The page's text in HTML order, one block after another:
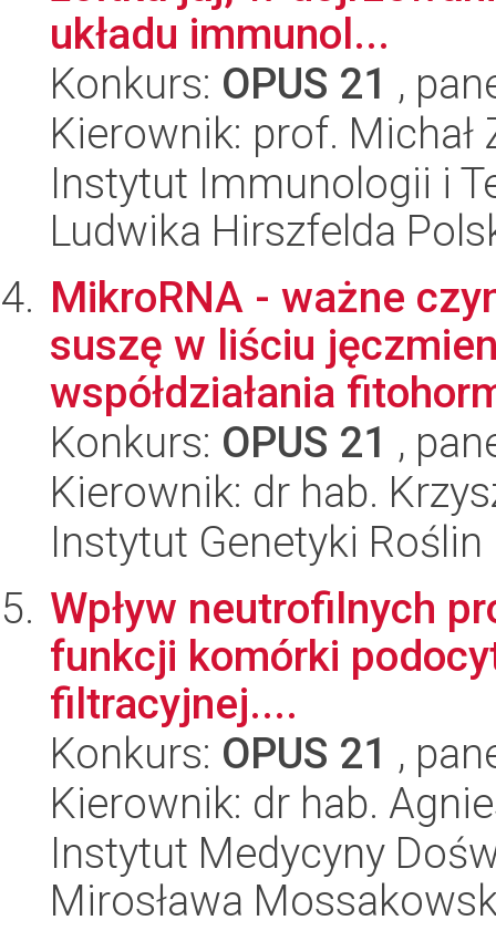
układu immunol...
Konkurs: OPUS 21 ,
Kierownik: prof. Michał
Instytut Immunologii i
Ludwika Hirszfelda
MikroRNA - ważne
suszę w liściu
współdziałania
Konkurs: OPUS 21 ,
Kierownik: dr hab.
Instytut Genetyki Roślin
Wpływ neutrofilnych
funkcji komórki
filtracyjnej....
Konkurs: OPUS 21 ,
Kierownik: dr hab.
Instytut Medycyny
Mirosława